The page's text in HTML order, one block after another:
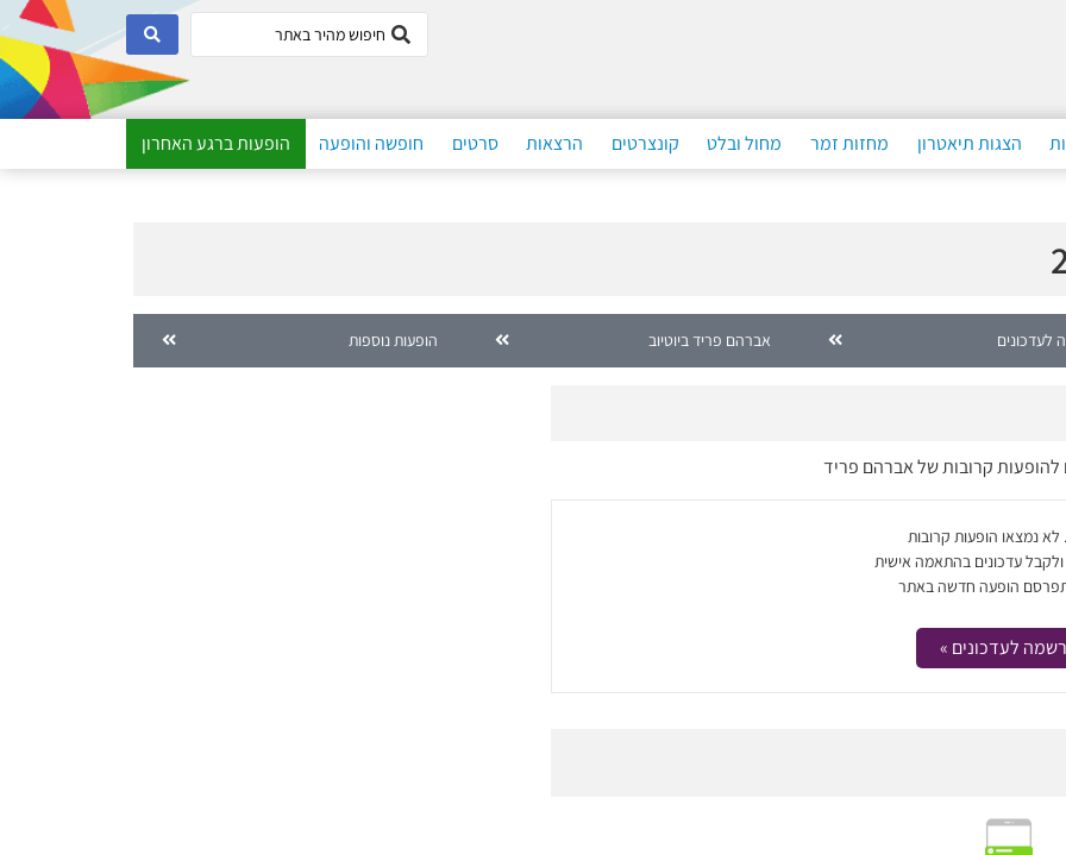
הצגות תיאטרון מחזות זמר מחול ובלט קונצרטים הרצאות סרטים חופשה והופעה הופעות ברגע האחרון
לעדכונים אברהם פריד ביוטיוב הופעות נוספות
להופעות קרובות של אברהם פריד
לא נמצאו הופעות קרובות
ולקבל עדכונים בהתאמה אישית
הופעה חדשה באתר
לעדכונים »